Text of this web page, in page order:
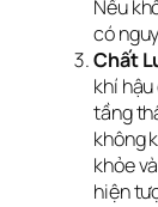
Nếu
có
Chất
khí
tầng
không
khỏe
hiện